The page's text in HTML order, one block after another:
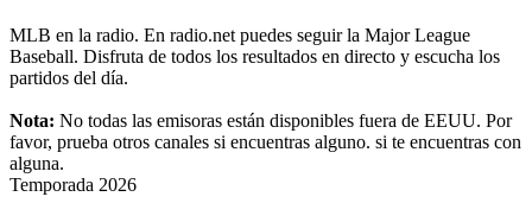
MLB en la radio. En radio.net puedes seguir la Major League
Baseball. Disfruta de todos los resultados en directo y escucha los
partidos del día.
Nota: No todas las emisoras están disponibles fuera de EEUU. Por
favor, prueba otros canales si encuentras alguno. si te encuentras con
alguna.
Temporada 2026